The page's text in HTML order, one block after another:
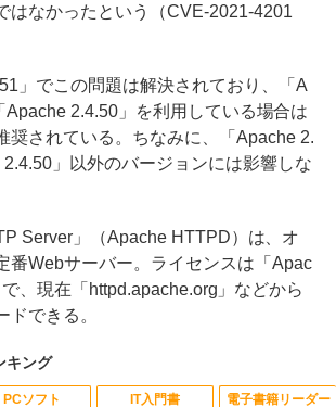
はなかったという（CVE-2021-4201
」でこの問題は解決されており、「A
Apache 2.4.50」を利用している場合は
奨されている。ちなみに、「Apache 2.
」以外のバージョンには影響しな
Server」（Apache HTTPD）は、オ
番Webサーバー。ライセンスは「Apac
、現在「httpd.apache.org」などから
ドできる。
キング
PCソフト IT入門書 電子書籍リーダー